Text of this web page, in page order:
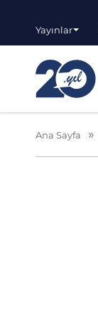
Yayınlar
Ana Sayfa